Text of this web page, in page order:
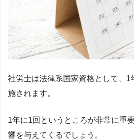
社労士は法律系国家資格として、1
施されます。
1年に1回というところが非常に重
響を与えてくるでしょう。